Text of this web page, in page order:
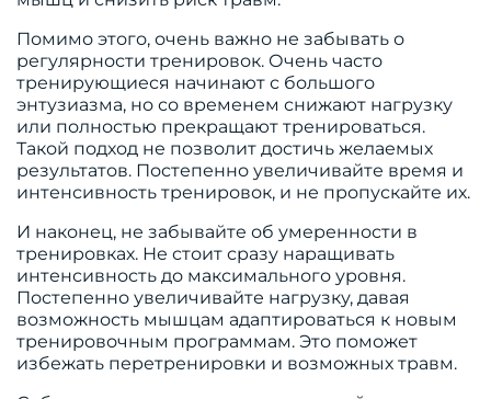
Помимо этого, очень важно не забывать о
регулярности тренировок. Очень часто
тренирующиеся начинают с большого
энтузиазма, но со временем снижают нагрузку
или полностью прекращают тренироваться.
Такой подход не позволит достичь желаемых
результатов. Постепенно увеличивайте время и
интенсивность тренировок, и не пропускайте их.
И наконец, не забывайте об умеренности в
тренировках. Не стоит сразу наращивать
интенсивность до максимального уровня.
Постепенно увеличивайте нагрузку, давая
возможность мышцам адаптироваться к новым
тренировочным программам. Это поможет
избежать перетренировки и возможных травм.